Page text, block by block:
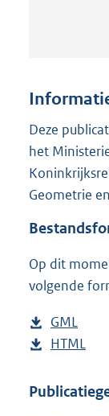
Deze
het
Geometrie
Op dit
volgende
D
o
n
GML
e
t
D
w
HTML
s